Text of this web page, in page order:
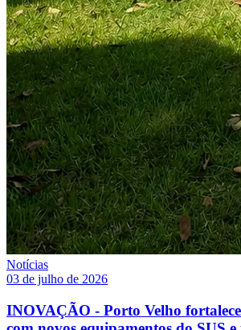
Notícias
03 de julho de 2026
INOVAÇÃO - Porto Velho